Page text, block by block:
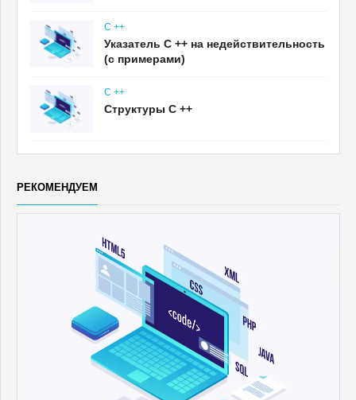
C ++
Указатель C ++ на недействительность
(с примерами)
C ++
Структуры C ++
РЕКОМЕНДУЕМ